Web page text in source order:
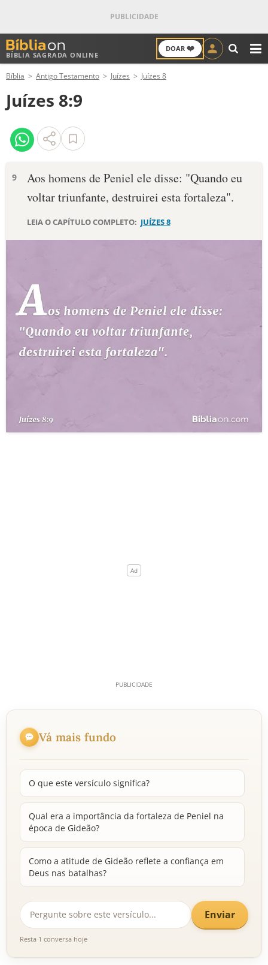
BÍBLIA SAGRADA ONLINE
DOAR ❤️
ANTIGO TESTAMENTO
NOVO TESTAMENTO
VERSÍCULOS
PALAVRA DO DIA
10 MANDAMENTOS
ESTUDOS BÍBLICOS
ESBOÇOS DE PREGAÇÃO
PERGUNTE À BÍBLIA
Bíblia Antigo Testamento Juízes Juízes 8
Juízes 8:9
9
Aos homens de Peniel ele disse: "Quando eu
voltar triunfante, destruirei esta fortaleza".
LEIA O CAPÍTULO COMPLETO: JUÍZES 8
Vá mais fundo
O que este versículo significa?
Qual era a importância da fortaleza de Peniel na
época de Gideão?
Como a atitude de Gideão reflete a confiança em
Deus nas batalhas?
Enviar
Resta 1 conversa hoje